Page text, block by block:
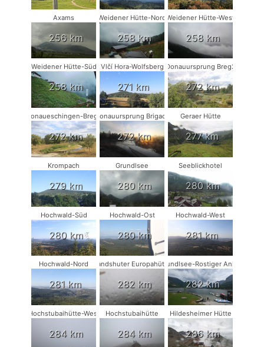
Axams
256 km
Weidener Hütte-Nord
258 km
Weidener Hütte-West
258 km
Weidener Hütte-Süd
258 km
Vlčí Hora-Wolfsberg
271 km
Donauursprung Breg2
272 km
Donaueschingen-Breg2
272 km
Donauursprung Brigach
272 km
Geraer Hütte
277 km
Krompach
279 km
Grundlsee
280 km
Seeblickhotel
280 km
Hochwald-Süd
280 km
Hochwald-Ost
280 km
Hochwald-West
281 km
Hochwald-Nord
281 km
Landshuter Europahütte
282 km
Grundlsee-Rostiger Anker
282 km
Hochstubaihütte-West
284 km
Hochstubaihütte
284 km
Hildesheimer Hütte
286 km